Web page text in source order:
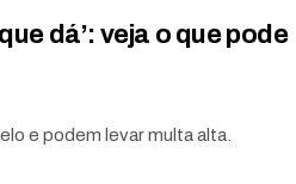
dá’: veja o que pode
e podem levar multa alta.